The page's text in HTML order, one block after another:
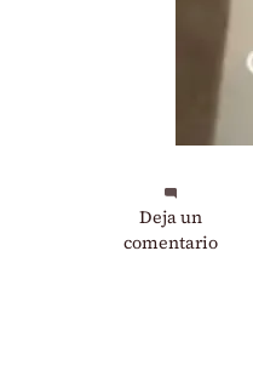
Deja un
comentario
en